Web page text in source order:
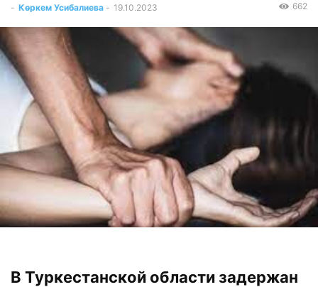
- Көркем Усибалиева - 19.10.2023 662
В Туркестанской области задержан